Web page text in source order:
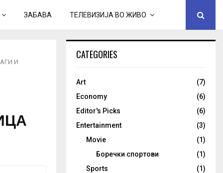
ЗАБАВА ТЕЛЕВИЗИЈА ВО ЖИВО
И
CATEGORIES
Art
(7)
Economy
(6)
Editor's Picks
(6)
Entertainment
(3)
Movie
(1)
Боречки спортови
(1)
Sports
(1)